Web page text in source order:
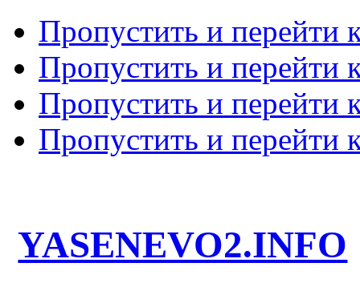
Пропустить и перейти
Пропустить и перейти
Пропустить и перейти
Пропустить и перейти
YASENEVO2.INFO